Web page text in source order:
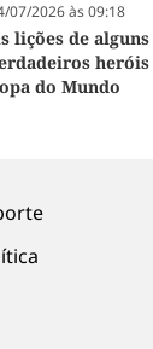
07/2026 às 09:18
lições de alguns
heróis
do Mundo